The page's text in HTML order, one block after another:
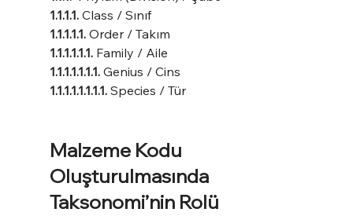
1.1.1.1. Class / Sınıf
1.1.1.1.1. Order / Takım
1.1.1.1.1.1. Family / Aile
1.1.1.1.1.1.1. Genius / Cins
1.1.1.1.1.1.1.1. Species / Tür
Malzeme Kodu
Oluşturulmasında
Taksonomi’nin Rolü